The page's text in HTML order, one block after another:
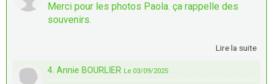
Merci pour les photos Paola. ça rappelle des
souvenirs.
Lire la suite
4. Annie BOURLIER Le 03/09/2025